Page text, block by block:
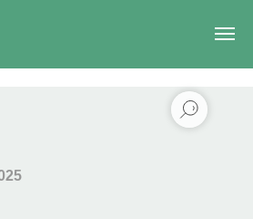
— учитесь со скидкой в АНО ДПО